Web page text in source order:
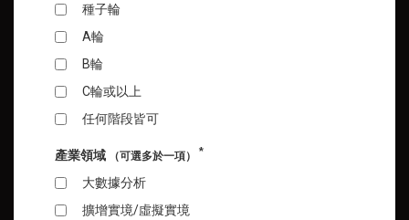
種子輪
A輪
B輪
C輪或以上
任何階段皆可
產業領域 （可選多於一項） *
大數據分析
擴增實境/虛擬實境